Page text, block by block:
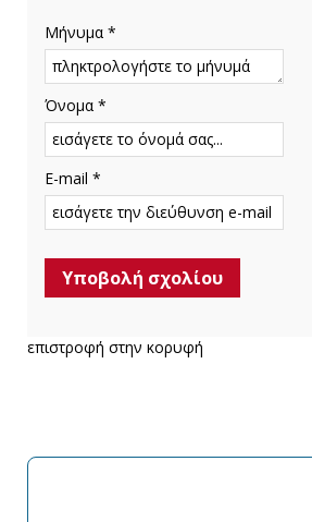
Μήνυμα *
Όνομα *
E-mail *
επιστροφή στην κορυφή